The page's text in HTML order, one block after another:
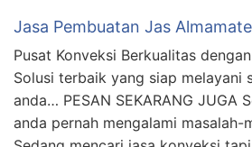
Jasa Pembuatan Jas
Pusat Konveksi Berkualitas
Solusi terbaik yang siap melayani
anda… PESAN SEKARANG JUGA
anda pernah mengalami masalah-